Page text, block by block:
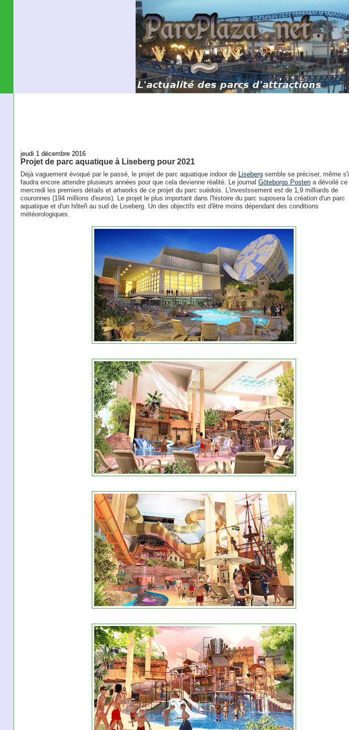
jeudi 1 décembre 2016
Projet de parc aquatique à Liseberg pour 2021
Déjà vaguement évoqué par le passé, le projet de parc aquatique indoor de Lisebergsemble se préciser, même s'il
faudra encore attendre plusieurs années pour que cela devienne réalité. Le journal Göteborgs Postena dévoilé ce
mercredi les premiers détails et artworks de ce projet du parc suédois. L'investssement est de 1,9 milliards de
couronnes (194 millions d'euros). Le projet le plus important dans l'histoire du parc suposera la création d'un parc
aquatique et d'un hôteñ au sud de Liseberg. Un des objectifs est d'être moins dépendant des conditions
météorologiques.